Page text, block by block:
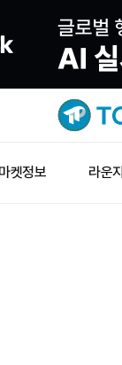
마켓정보 라운지